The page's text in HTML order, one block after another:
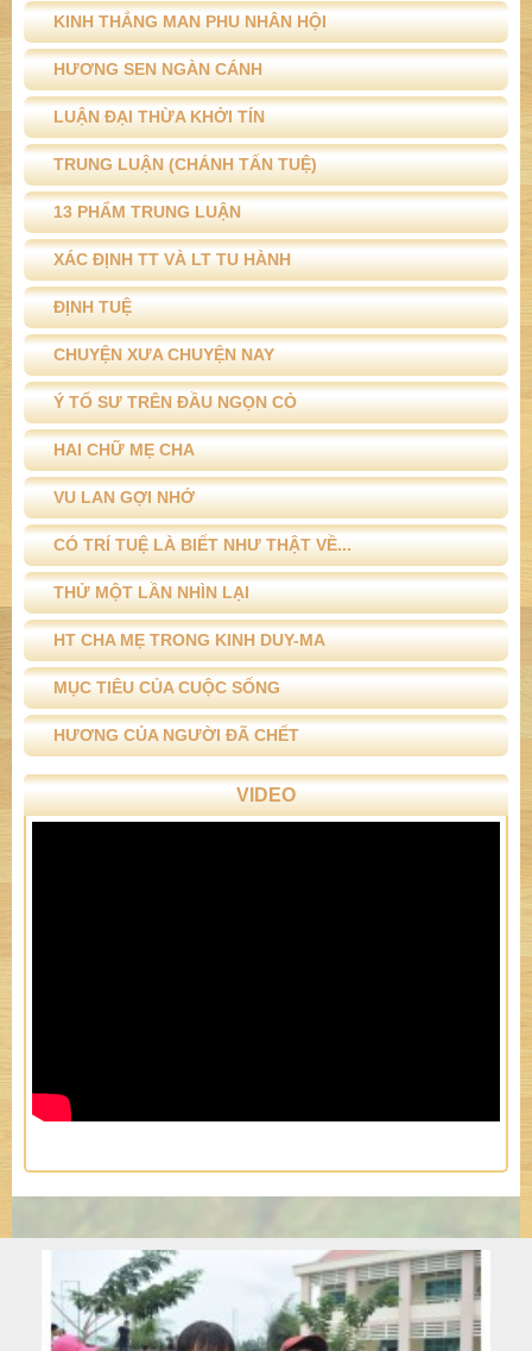
KINH THẮNG MAN PHU NHÂN HỘI
HƯƠNG SEN NGÀN CÁNH
LUẬN ĐẠI THỪA KHỞI TÍN
TRUNG LUẬN (CHÁNH TẤN TUỆ)
13 PHẨM TRUNG LUẬN
XÁC ĐỊNH TT VÀ LT TU HÀNH
ĐỊNH TUỆ
CHUYỆN XƯA CHUYỆN NAY
Ý TỔ SƯ TRÊN ĐẦU NGỌN CỎ
HAI CHỮ MẸ CHA
VU LAN GỢI NHỚ
CÓ TRÍ TUỆ LÀ BIẾT NHƯ THẬT VỀ...
THỬ MỘT LẦN NHÌN LẠI
HT CHA MẸ TRONG KINH DUY-MA
MỤC TIÊU CỦA CUỘC SỐNG
HƯƠNG CỦA NGƯỜI ĐÃ CHẾT
VIDEO